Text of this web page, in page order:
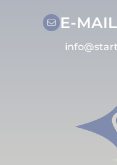
E-MAIL